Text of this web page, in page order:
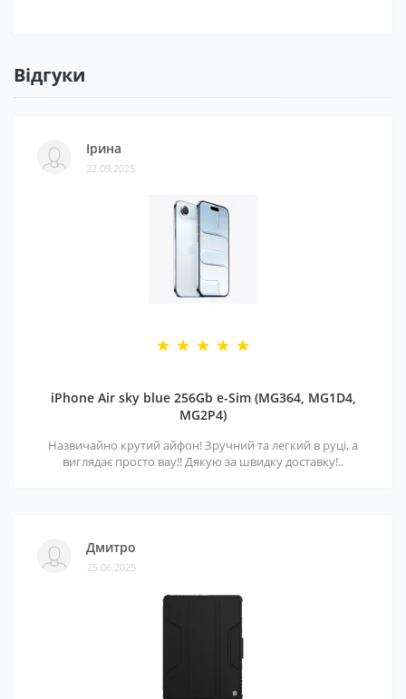
Відгуки
Ірина
22.09.2025
iPhone Air sky blue 256Gb e-Sim (MG364, MG1D4,
MG2P4)
Назвичайно крутий айфон! Зручний та легкий в руці, а
виглядає просто вау!! Дякую за швидку доставку!..
Дмитро
25.06.2025